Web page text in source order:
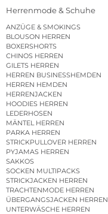
Herrenmode & Schuhe
ANZÜGE & SMOKINGS
BLOUSON HERREN
BOXERSHORTS
CHINOS HERREN
GILETS HERREN
HERREN BUSINESSHEMDEN
HERREN HEMDEN
HERRENJACKEN
HOODIES HERREN
LEDERHOSEN
MÄNTEL HERREN
PARKA HERREN
STRICKPULLOVER HERREN
PYJAMAS HERREN
SAKKOS
SOCKEN MULTIPACKS
STRICKJACKEN HERREN
TRACHTENMODE HERREN
ÜBERGANGSJACKEN HERREN
UNTERWÄSCHE HERREN